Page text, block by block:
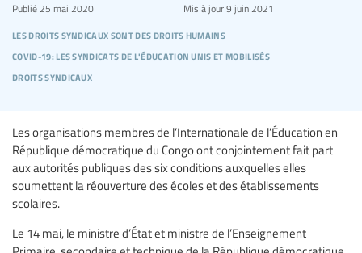
les droits syndicaux sont des droits humains
covid-19: les syndicats de l'éducation unis et mobilisés
droits syndicaux
Publié 25 mai 2020 Mis à jour9 juin 2021
Les organisations membres de l’Internationale de l’Éducation en
République démocratique du Congo ont conjointement fait part
aux autorités publiques des six conditions auxquelles elles
soumettent la réouverture des écoles et des établissements
scolaires.
Le 14 mai, le ministre d’État et ministre de l’Enseignement